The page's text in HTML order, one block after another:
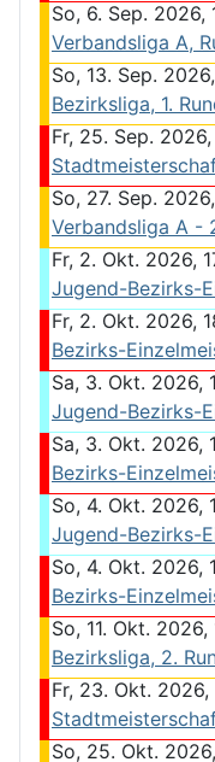
So, 6. Sep. 2026,
Verbandsliga A,
So, 13. Sep.
Bezirksliga, 1.
Fr, 25. Sep.
So, 27. Sep.
Verbandsliga A -
Fr, 2. Okt. 2026,
Jugend-Bezirks-
Fr, 2. Okt. 2026,
Bezirks-
Sa, 3. Okt. 2026,
Jugend-Bezirks-
Sa, 3. Okt. 2026,
Bezirks-
So, 4. Okt. 2026,
Jugend-Bezirks-
So, 4. Okt. 2026,
Bezirks-
So, 11. Okt. 2026,
Bezirksliga, 2.
Fr, 23. Okt.
So, 25. Okt.